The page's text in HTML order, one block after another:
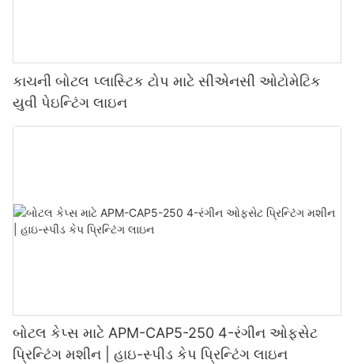
કાચની બોટલ પ્લાસ્ટિક ટોપ માટે સીએનસી ઓટોમેટિક
યુવી પેઇન્ટિંગ લાઇન
બોટલ કેપ્સ માટે APM-CAP5-250 4-રંગીન ઓફસેટ
પ્રિન્ટિંગ મશીન | હાઇ-સ્પીડ કેપ પ્રિન્ટિંગ લાઇન